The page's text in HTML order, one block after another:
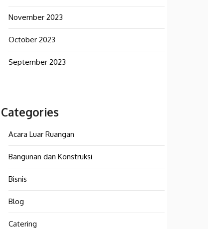
November 2023
October 2023
September 2023
Categories
Acara Luar Ruangan
Bangunan dan Konstruksi
Bisnis
Blog
Catering